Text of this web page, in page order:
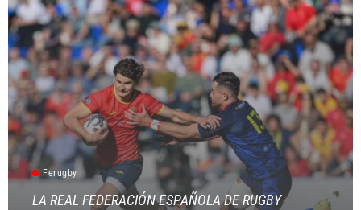
Ferugby
LA REAL FEDERACIÓN ESPAÑOLA DE RUGBY